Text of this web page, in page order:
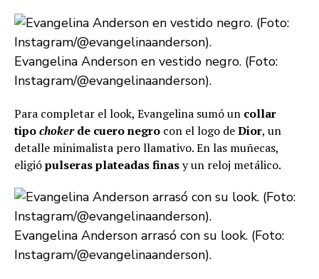
Evangelina Anderson en vestido negro. (Foto:
Instagram/@evangelinaanderson).
Para completar el look, Evangelina sumó un collar
tipochokerde cuero negro con el logo deDior, un
detalle minimalista pero llamativo. En las muñecas,
eligiópulseras plateadas finasy un reloj metálico.
Evangelina Anderson arrasó con su look. (Foto:
Instagram/@evangelinaanderson).